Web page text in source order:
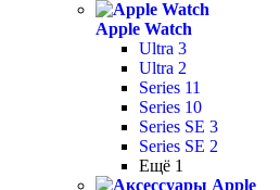
Apple Watch
Ultra 3
Ultra 2
Series 11
Series 10
Series SE 3
Series SE 2
Ещё 1